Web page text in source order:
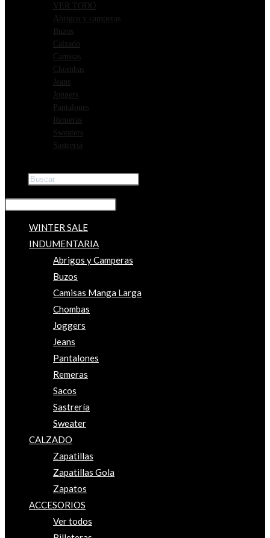
VER TODO
Abrigos y camperas
Buzos
Calzado
Camisas
Chombas
Jeans
Joggers
Pantalones
Remeras
Sweaters
Sastreria
WINTER SALE
INDUMENTARIA
Abrigos y Camperas
Buzos
Camisas Manga Larga
Chombas
Joggers
Jeans
Pantalones
Remeras
Sacos
Sastrería
Sweater
CALZADO
Zapatillas
Zapatillas Gola
Zapatos
ACCESORIOS
Ver todos